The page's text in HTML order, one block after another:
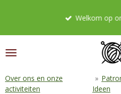
hoofdinhoud
Welkom op
Over ons en onze
activiteiten
»
Ideen